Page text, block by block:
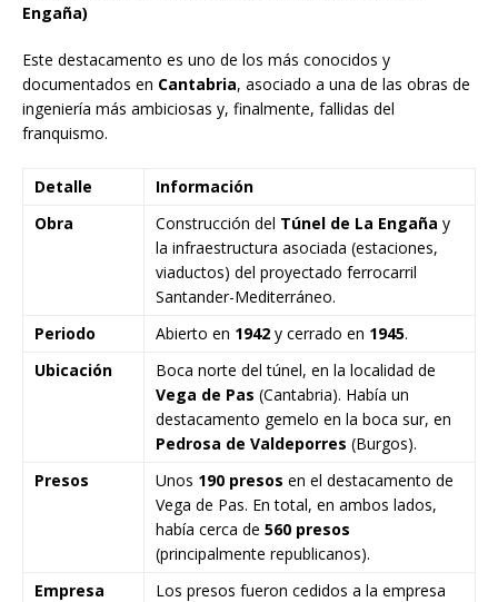
Engaña)
Este destacamento es uno de los más conocidos y
documentados en Cantabria, asociado a una de las obras de
ingeniería más ambiciosas y, finalmente, fallidas del
franquismo.
Detalle
Información
Obra
Construcción del Túnel de La Engaña y
la infraestructura asociada (estaciones,
viaductos) del proyectado ferrocarril
Santander-Mediterráneo.
Periodo
Abierto en 1942 y cerrado en 1945.
Ubicación
Boca norte del túnel, en la localidad de
Vega de Pas (Cantabria). Había un
destacamento gemelo en la boca sur, en
Pedrosa de Valdeporres (Burgos).
Presos
Unos 190 presos en el destacamento de
Vega de Pas. En total, en ambos lados,
había cerca de 560 presos
(principalmente republicanos).
Empresa
Los presos fueron cedidos a la empresa